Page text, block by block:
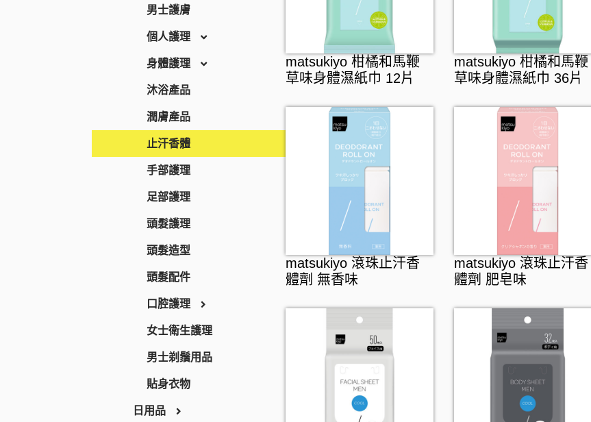
皮膚護理
急救護理
防疫口罩
隱形眼鏡護理
消毒清潔
男士護膚
個人護理
身體護理
沐浴產品
潤膚產品
止汗香體
手部護理
足部護理
頭髮護理
頭髮造型
頭髮配件
口腔護理
牙刷
牙膏
牙線
漱口水
女士衛生護理
男士剃鬚用品
貼身衣物
日用品
matsukiyo 柑橘和馬鞭
草味身體濕紙巾 12片
matsukiyo 柑橘和馬鞭
草味身體濕紙巾 36片
matsukiyo 滾珠止汗香
體劑 無香味
matsukiyo 滾珠止汗香
體劑 肥皂味